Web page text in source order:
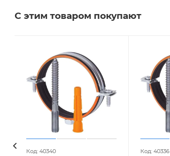
С этим товаром покупают
Код: 40340
Код: 40336